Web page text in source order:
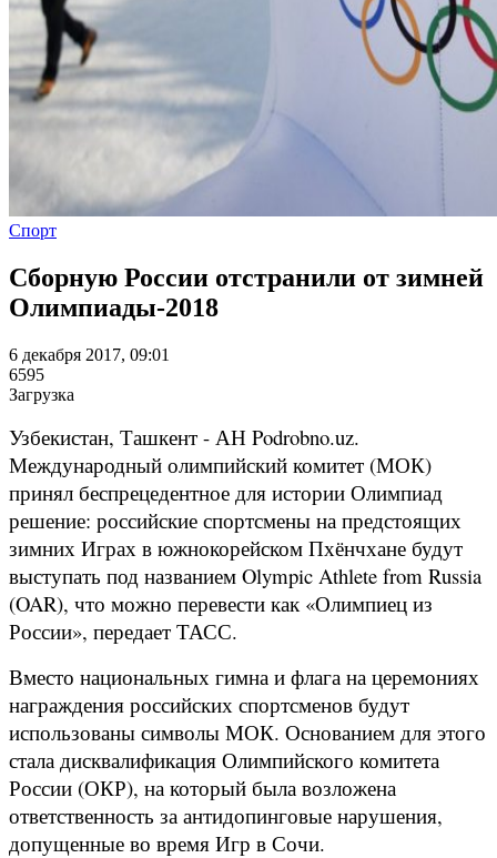
Спорт
Сборную России отстранили от зимней
Олимпиады-2018
6 декабря 2017, 09:01
6595
Загрузка
Узбекистан, Ташкент - АН Podrobno.uz.
Международный олимпийский комитет (МОК)
принял беспрецедентное для истории Олимпиад
решение: российские спортсмены на предстоящих
зимних Играх в южнокорейском Пхёнчхане будут
выступать под названием Olympic Athlete from Russia
(OAR), что можно перевести как «Олимпиец из
России», передает ТАСС.
Вместо национальных гимна и флага на церемониях
награждения российских спортсменов будут
использованы символы МОК. Основанием для этого
стала дисквалификация Олимпийского комитета
России (ОКР), на который была возложена
ответственность за антидопинговые нарушения,
допущенные во время Игр в Сочи.